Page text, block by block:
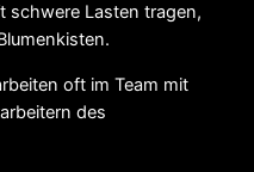
schwere Lasten tragen,
oft im Team mit
des